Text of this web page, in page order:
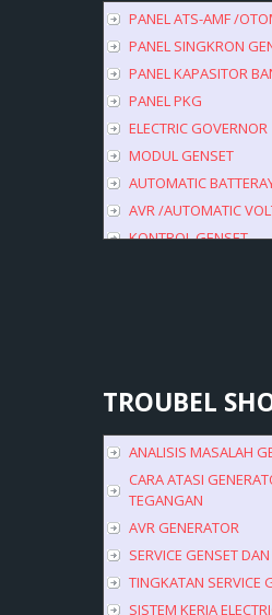
PANEL ATS-AMF /
PANEL SINGKRON
PANEL KAPASITOR
PANEL PKG
ELECTRIC GOVERNOR
MODUL GENSET
AUTOMATIC
AVR /AUTOMATIC
KONTROL GENSET
TROUBEL
ANALISIS MASALAH
CARA ATASI
TEGANGAN
AVR GENERATOR
SERVICE GENSET
TINGKATAN SERVICE
SISTEM KERJA